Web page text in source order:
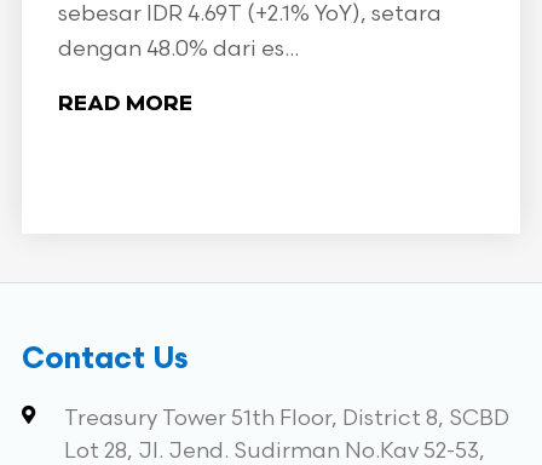
sebesar IDR 4.69T (+2.1% YoY), setara
dengan 48.0% dari es...
READ MORE
Contact Us
Treasury Tower 51th Floor, District 8, SCBD
Lot 28, Jl. Jend. Sudirman No.Kav 52-53,